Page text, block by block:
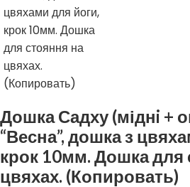
Дошка Садху (міднi +
“Весна”, дошка з
крок 10мм. Дошка для
цвяхах. (Копировать)